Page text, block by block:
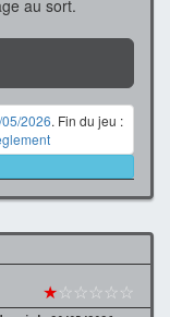
au sort.
2026. Fin du jeu :
★☆☆☆☆☆